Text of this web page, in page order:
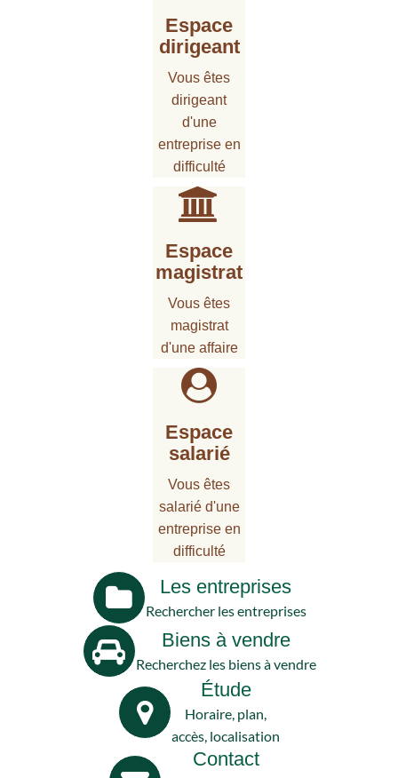
Espace
dirigeant
Vous êtes
dirigeant
d'une
entreprise en
difficulté
Espace
magistrat
Vous êtes
magistrat
d'une affaire
Espace
salarié
Vous êtes
salarié d'une
entreprise en
difficulté
Les entreprises
Rechercher les entreprises
Biens à vendre
Recherchez les biens à vendre
Étude
Horaire, plan,
accès, localisation
Contact